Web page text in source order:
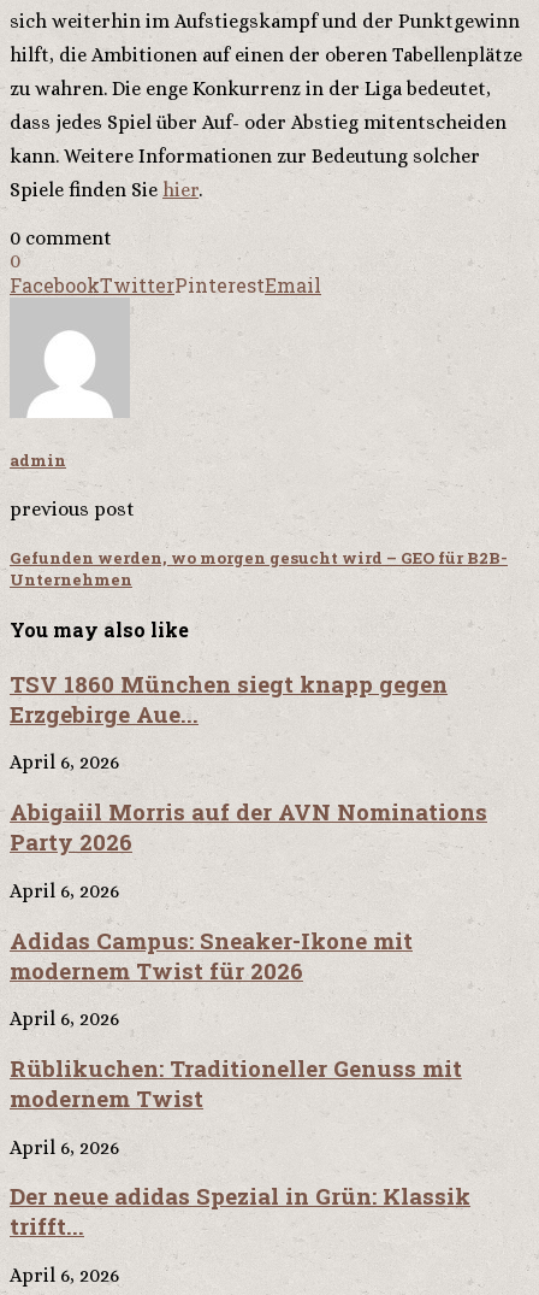
sich weiterhin im Aufstiegskampf und der Punktgewinn
hilft, die Ambitionen auf einen der oberen Tabellenplätze
zu wahren. Die enge Konkurrenz in der Liga bedeutet,
dass jedes Spiel über Auf- oder Abstieg mitentscheiden
kann. Weitere Informationen zur Bedeutung solcher
Spiele finden Sie hier.
0 comment
0
FacebookTwitterPinterestEmail
admin
previous post
Gefunden werden, wo morgen gesucht wird – GEO für B2B-
Unternehmen
You may also like
TSV 1860 München siegt knapp gegen
Erzgebirge Aue...
April 6, 2026
Abigaiil Morris auf der AVN Nominations
Party 2026
April 6, 2026
Adidas Campus: Sneaker-Ikone mit
modernem Twist für 2026
April 6, 2026
Rüblikuchen: Traditioneller Genuss mit
modernem Twist
April 6, 2026
Der neue adidas Spezial in Grün: Klassik
trifft...
April 6, 2026